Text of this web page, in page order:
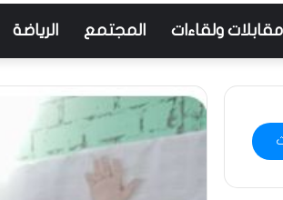
مقابلات ولقاءات المجتمع الرياضة